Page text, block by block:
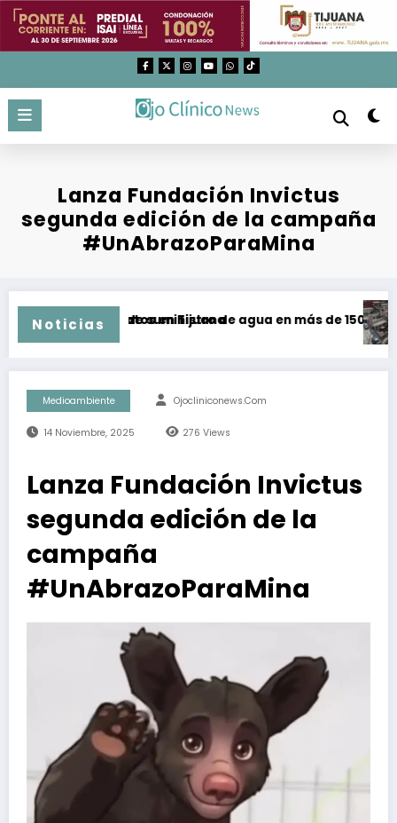
Saltar
contenido
Lanza Fundación Invictus
segunda edición de la campaña
#UnAbrazoParaMina
Noticias
y malos tratos en Tijuana
Recuperación de suministro de agua en más de 150
Medioambiente Ojocliniconews.com
14 Noviembre, 2025 276 Views
Lanza Fundación Invictus
segunda edición de la
campaña
#UnAbrazoParaMina